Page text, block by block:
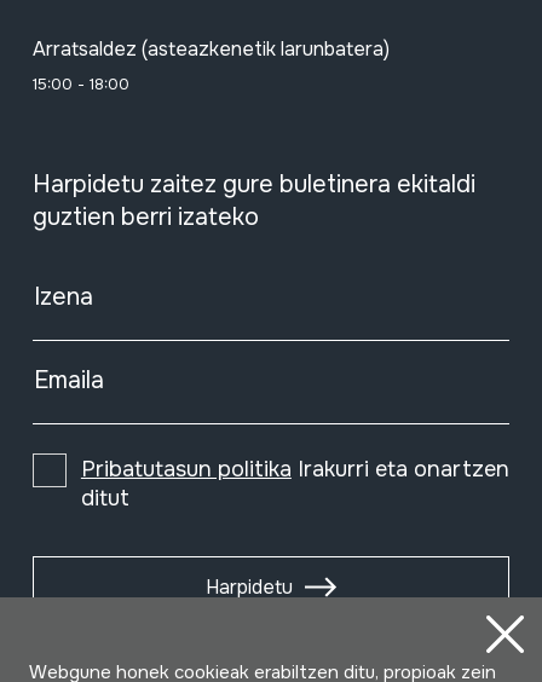
Arratsaldez (asteazkenetik larunbatera)
15:00 - 18:00
Harpidetu zaitez gure buletinera ekitaldi
guztien berri izateko
Izena
Emaila
Pribatutasun politika Irakurri eta onartzen
ditut
Harpidetu
Webgune honek cookieak erabiltzen ditu, propioak zein